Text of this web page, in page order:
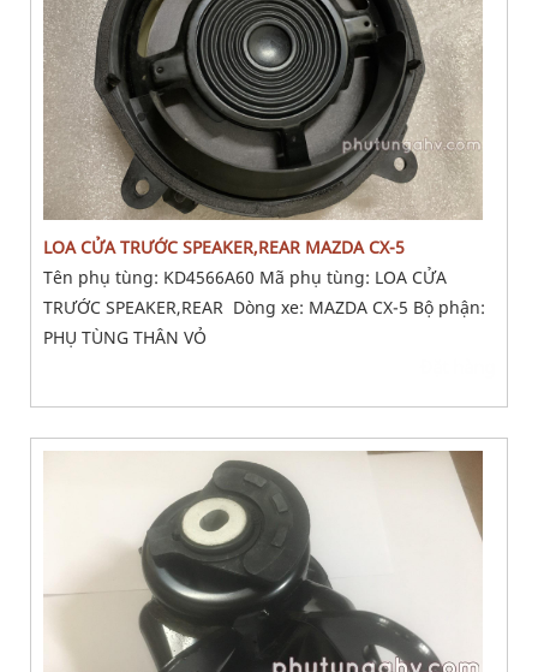
LOA CỬA TRƯỚC SPEAKER,REAR MAZDA CX-5
Tên phụ tùng: KD4566A60 Mã phụ tùng: LOA CỬA
TRƯỚC SPEAKER,REAR Dòng xe: MAZDA CX-5 Bộ phận:
PHỤ TÙNG THÂN VỎ